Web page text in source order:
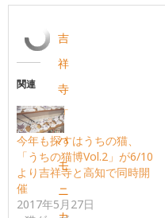
吉
祥
寺
「
ハ
モ
ニ
関連
今年も探すはうちの猫、
「うちの猫博Vol.2」が6/10
より吉祥寺と高知で同時開
催
2017年5月27日